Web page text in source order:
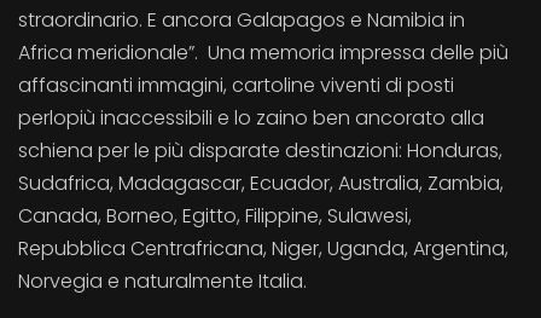
straordinario. E ancora Galapagos e Namibia in
Africa meridionale”. Una memoria impressa delle più
affascinanti immagini, cartoline viventi di posti
perlopiù inaccessibili e lo zaino ben ancorato alla
schiena per le più disparate destinazioni: Honduras,
Sudafrica, Madagascar, Ecuador, Australia, Zambia,
Canada, Borneo, Egitto, Filippine, Sulawesi,
Repubblica Centrafricana, Niger, Uganda, Argentina,
Norvegia e naturalmente Italia.